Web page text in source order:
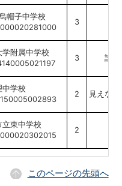
帽子中学校
3
学附属中学校
3 誰
中学校
2 見えな
立東中学校
2
このページの先頭へ